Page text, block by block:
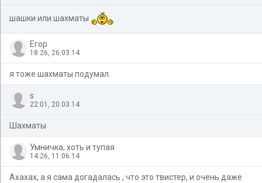
шашки или шахматы
Егор
18:26, 26.03.14
я тоже шахматы подумал.
s
22:01, 20.03.14
Шахматы
Умничка, хоть и тупая
14:26, 11.06.14
Ахахах, а я сама догадалась , что это твистер, и очень даже